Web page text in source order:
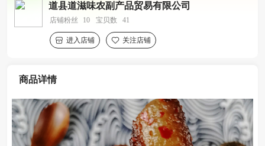
道县道滋味农副产品贸易有限公司
店铺粉丝 10 宝贝数 41
进入店铺 关注店铺
商品详情